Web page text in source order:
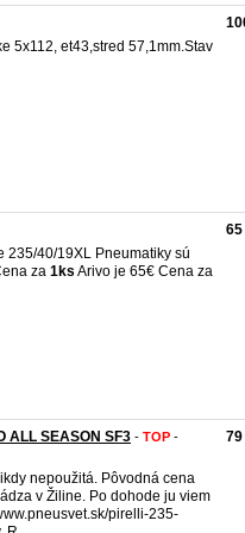
5x112, et43,stred 57,1mm.Stav
235/40/19XL Pneumatiky sú
za 1ks Arivo je 65€ Cena za
65
ALL SEASON SF3 - TOP -
nepoužitá. Pôvodná cena
v Žiline. Po dohode ju viem
pirelli-235-
79